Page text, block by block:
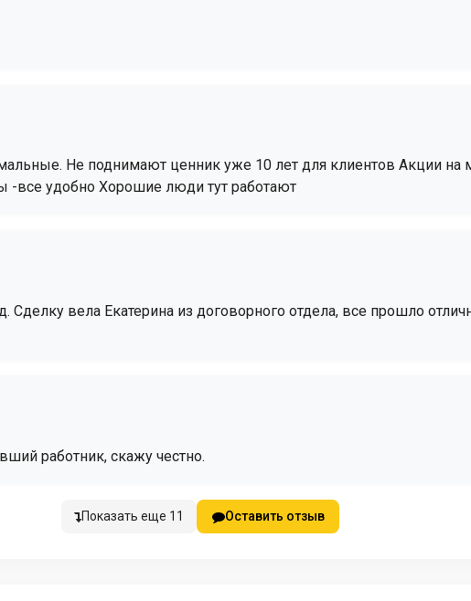
Не поднимают ценник уже 10 лет для клиентов Акции на
-все удобно Хорошие люди тут работают
Сделку вела Екатерина из договорного отдела, все прошло
работник, скажу честно.
Показать еще 11 Оставить отзыв